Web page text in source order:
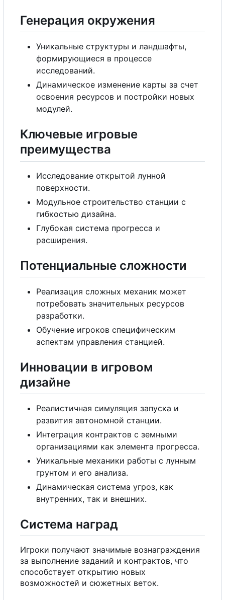
Генерация окружения
Уникальные структуры и ландшафты,
формирующиеся в процессе
исследований.
Динамическое изменение карты за счет
освоения ресурсов и постройки новых
модулей.
Ключевые игровые
преимущества
Исследование открытой лунной
поверхности.
Модульное строительство станции с
гибкостью дизайна.
Глубокая система прогресса и
расширения.
Потенциальные сложности
Реализация сложных механик может
потребовать значительных ресурсов
разработки.
Обучение игроков специфическим
аспектам управления станцией.
Инновации в игровом
дизайне
Реалистичная симуляция запуска и
развития автономной станции.
Интеграция контрактов с земными
организациями как элемента прогресса.
Уникальные механики работы с лунным
грунтом и его анализа.
Динамическая система угроз, как
внутренних, так и внешних.
Система наград
Игроки получают значимые вознаграждения
за выполнение заданий и контрактов, что
способствует открытию новых
возможностей и сюжетных веток.